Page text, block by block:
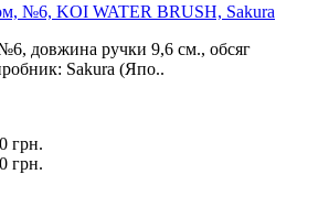
№6, KOI WATER BRUSH, Sakura
довжина ручки 9,6 см., обсяг
Sakura (Япо..
грн.
грн.